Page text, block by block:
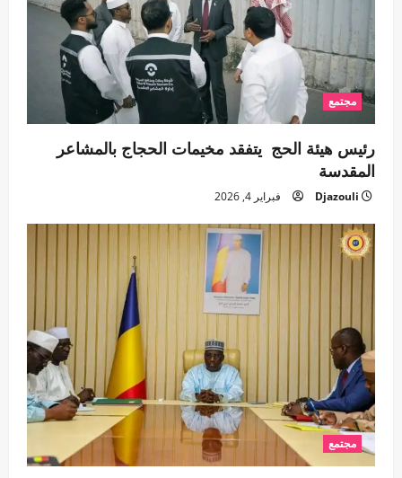
مجتمع
رئيس هيئة الحج يتفقد مخيمات الحجاج بالمشاعر
المقدسة
Djazouli فبراير 4, 2026
مجتمع